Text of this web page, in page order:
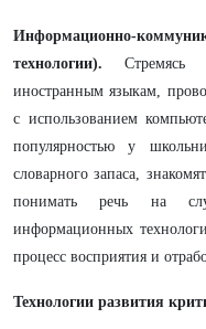
Информационно-
технологии).
иностранным языкам,
с использованием
популярностью у
словарного запаса,
понимать речь на
информационных
процесс восприятия и
Технологии развития